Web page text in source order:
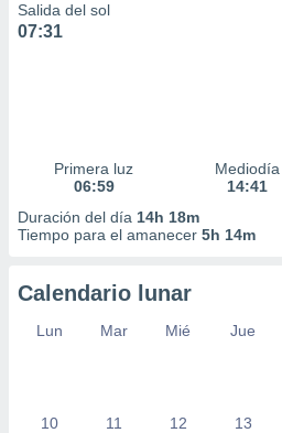
Salida del sol
07:31
Primera luz
06:59
Mediodía
14:41
Duración del día 14h 18m
Tiempo para el amanecer 5h 14m
Calendario lunar
Lun Mar Mié Jue
10 11 12 13